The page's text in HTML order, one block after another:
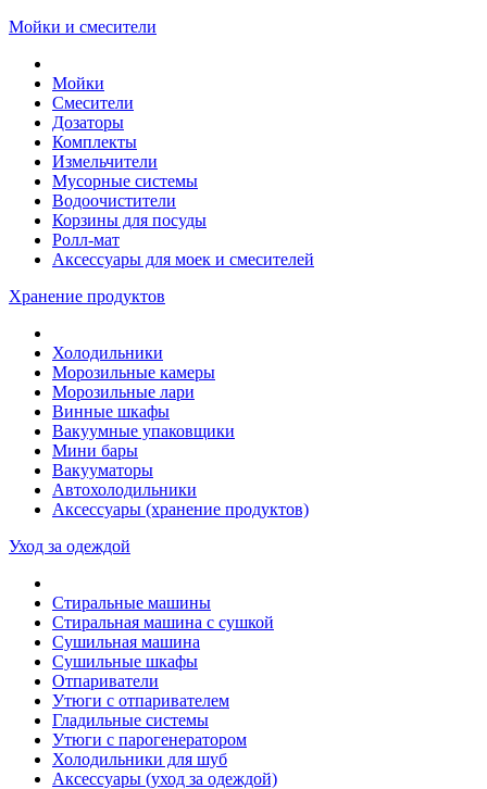
Мойки и смесители
Мойки
Смесители
Дозаторы
Комплекты
Измельчители
Мусорные системы
Водоочистители
Корзины для посуды
Ролл-мат
Аксессуары для моек и смесителей
Хранение продуктов
Холодильники
Морозильные камеры
Морозильные лари
Винные шкафы
Вакуумные упаковщики
Мини бары
Вакууматоры
Автохолодильники
Аксессуары (хранение продуктов)
Уход за одеждой
Стиральные машины
Стиральная машина с сушкой
Сушильная машина
Сушильные шкафы
Отпариватели
Утюги с отпаривателем
Гладильные системы
Утюги с парогенератором
Холодильники для шуб
Аксессуары (уход за одеждой)